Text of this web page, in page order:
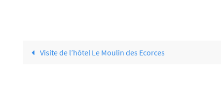
Visite de l’hôtel Le Moulin des Ecorces